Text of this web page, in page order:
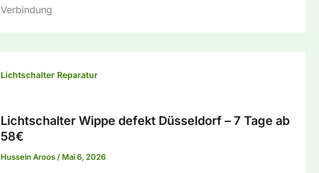
Verbindung
Lichtschalter Reparatur
Lichtschalter Wippe defekt Düsseldorf – 7 Tage ab
58€
Hussein Aroos / Mai 6, 2026